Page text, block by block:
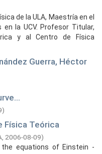
de la ULA, Maestría en el
en la UCV. Profesor Titular,
y al Centro de Física
Guerra, Héctor
)
Física Teórica
2006-08-09)
equations of Einstein -